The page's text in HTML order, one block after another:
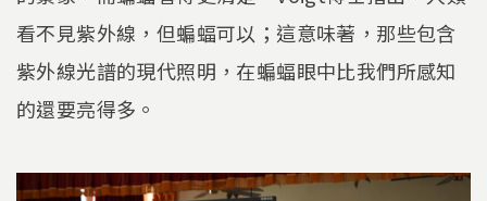
看不見紫外線，但蝙蝠可以；這意味著，那些包含
紫外線光譜的現代照明，在蝙蝠眼中比我們所感知
的還要亮得多。